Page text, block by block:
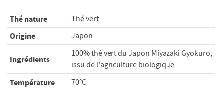
Thé nature
Thé vert
Origine
Japon
Ingrédients
100% thé vert du Japon Miyazaki Gyokuro,
issu de l'agriculture biologique
Température
70°C